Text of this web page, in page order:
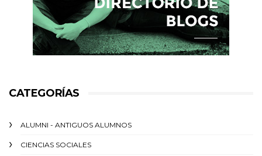
CATEGORÍAS
ALUMNI - ANTIGUOS ALUMNOS
CIENCIAS SOCIALES